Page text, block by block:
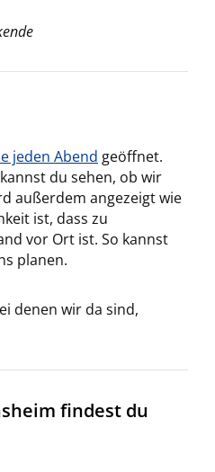
jeden Abend geöffnet.
du sehen, ob wir
außerdem angezeigt wie
ist, dass zu
vor Ort ist. So kannst
planen.
denen wir da sind,
findest du